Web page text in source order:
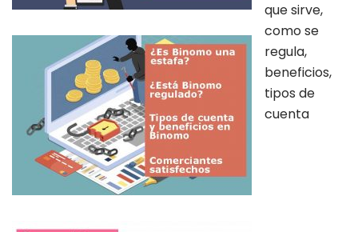
que sirve,
como se
regula,
beneficios,
tipos de
cuenta